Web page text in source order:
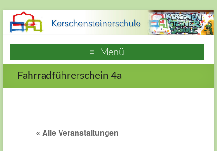
Zum
Inhalt
springen
Kerschensteinerschule
Hausen
Frankfurt
Webseite
Menü
Fahrradführerschein 4a
« Alle Veranstaltungen